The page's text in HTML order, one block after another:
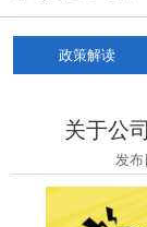
政策解读
关于公
发布